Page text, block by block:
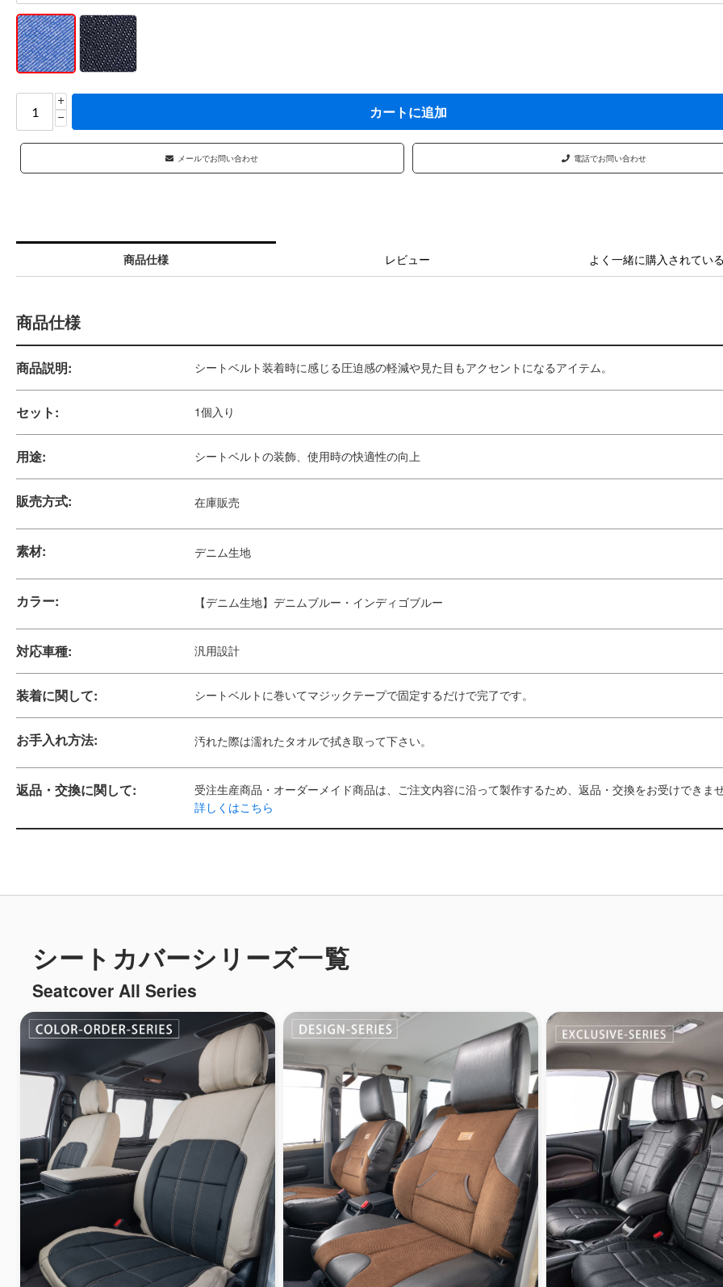
+
−
カートに追加
メールでお問い合わせ 電話でお問い合わせ
商品仕様 レビュー よく一緒に購入されてい
商品仕様
商品説明: シートベルト装着時に感じる圧迫感の軽減や見た目もアクセントになるアイテム。
セット: 1個入り
用途: シートベルトの装飾、使用時の快適性の向上
販売方式: 在庫販売
素材: デニム生地
カラー: 【デニム生地】デニムブルー・インディゴブルー
対応車種: 汎用設計
装着に関して: シートベルトに巻いてマジックテープで固定するだけで完了です。
お手入れ方法: 汚れた際は濡れたタオルで拭き取って下さい。
返品・交換に関して:
受注生産商品・オーダーメイド商品は、ご注文内容に沿って製作するため、返品・交換をお受けできま
詳しくはこちら
シートカバーシリーズ一覧
Seatcover All Series